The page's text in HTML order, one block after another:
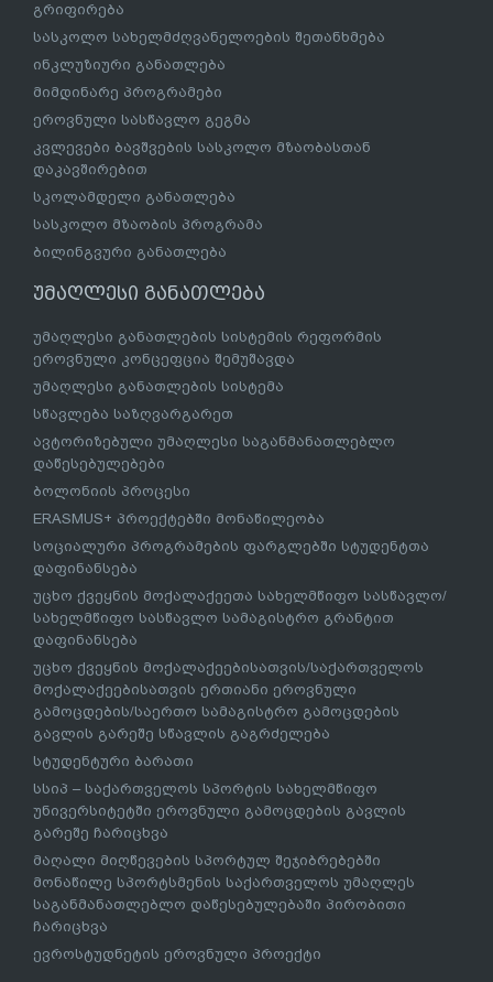
გრიფირება
სასკოლო სახელმძღვანელოების შეთანხმება
ინკლუზიური განათლება
მიმდინარე პროგრამები
ეროვნული სასწავლო გეგმა
კვლევები ბავშვების სასკოლო მზაობასთან
დაკავშირებით
სკოლამდელი განათლება
სასკოლო მზაობის პროგრამა
ბილინგვური განათლება
უმაღლესი განათლება
უმაღლესი განათლების სისტემის რეფორმის
ეროვნული კონცეფცია შემუშავდა
უმაღლესი განათლების სისტემა
სწავლება საზღვარგარეთ
ავტორიზებული უმაღლესი საგანმანათლებლო
დაწესებულებები
ბოლონიის პროცესი
ERASMUS+ პროექტებში მონაწილეობა
სოციალური პროგრამების ფარგლებში სტუდენტთა
დაფინანსება
უცხო ქვეყნის მოქალაქეეთა სახელმწიფო სასწავლო/
სახელმწიფო სასწავლო სამაგისტრო გრანტით
დაფინანსება
უცხო ქვეყნის მოქალაქეებისათვის/საქართველოს
მოქალაქეებისათვის ერთიანი ეროვნული
გამოცდების/საერთო სამაგისტრო გამოცდების
გავლის გარეშე სწავლის გაგრძელება
სტუდენტური ბარათი
სსიპ – საქართველოს სპორტის სახელმწიფო
უნივერსიტეტში ეროვნული გამოცდების გავლის
გარეშე ჩარიცხვა
მაღალი მიღწევების სპორტულ შეჯიბრებებში
მონაწილე სპორტსმენის საქართველოს უმაღლეს
საგანმანათლებლო დაწესებულებაში პირობითი
ჩარიცხვა
ევროსტუდნეტის ეროვნული პროექტი